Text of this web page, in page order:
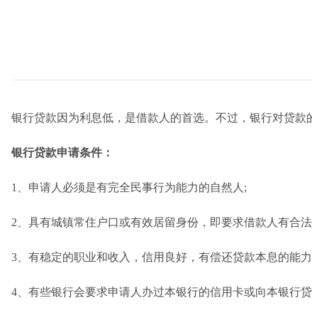
银行贷款因为利息低，是借款人的首选。不过，银行对贷
银行贷款申请条件：
1、申请人必须是有完全民事行为能力的自然人;
2、具有城镇常住户口或有效居留身份，即要求借款人有合
3、有稳定的职业和收入，信用良好，有偿还贷款本息的能
4、有些银行会要求申请人办过本银行的信用卡或向本银行